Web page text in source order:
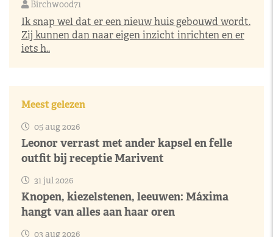
Birchwood71
Ik snap wel dat er een nieuw huis gebouwd wordt.
Zij kunnen dan naar eigen inzicht inrichten en er
iets h..
Meest gelezen
05 aug 2026
Leonor verrast met ander kapsel en felle
outfit bij receptie Marivent
31 jul 2026
Knopen, kiezelstenen, leeuwen: Máxima
hangt van alles aan haar oren
03 aug 2026